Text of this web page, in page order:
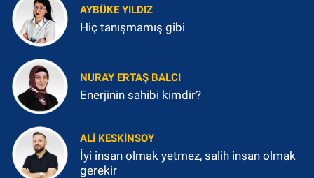
AYBÜKE YILDIZ
Hiç tanışmamış gibi
NURAY ERTAŞ BALCI
Enerjinin sahibi kimdir?
ALI KESKINSOY
İyi insan olmak yetmez, salih insan olmak
gerekir